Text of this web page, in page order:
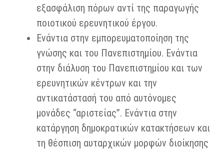
εξασφάλιση πόρων αντί της παραγωγής
ποιοτικού ερευνητικού έργου.
Ενάντια στην εμπορευματοποίηση της
γνώσης και του Πανεπιστημίου. Ενάντια
στην διάλυση του Πανεπιστημίου και των
ερευνητικών κέντρων και την
αντικατάστασή του από αυτόνομες
μονάδες “αριστείας”. Ενάντια στην
κατάργηση δημοκρατικών κατακτήσεων και
τη θέσπιση αυταρχικών μορφών διοίκησης